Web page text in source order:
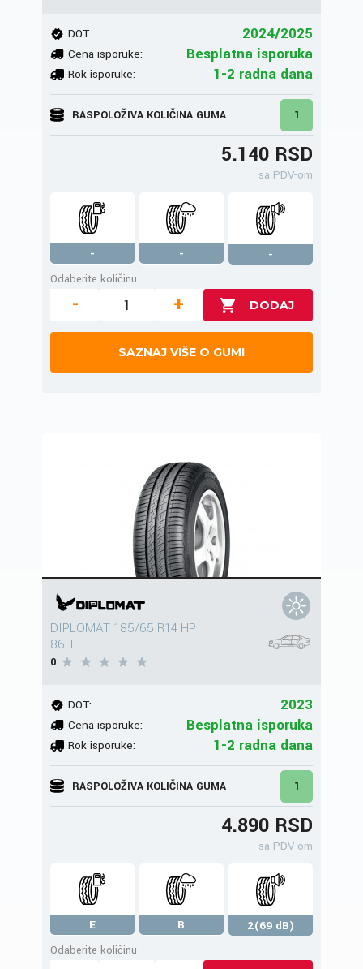
DOT: 2024/2025
Cena isporuke: Besplatna isporuka
Rok isporuke: 1-2 radna dana
RASPOLOŽIVA KOLIČINA GUMA 1
5.140 RSD
sa PDV-om
- -
-
Odaberite količinu
- +
SAZNAJ VIŠE O GUMI
DIPLOMAT 185/65 R14 HP
86H
0
DOT: 2023
Cena isporuke: Besplatna isporuka
Rok isporuke: 1-2 radna dana
RASPOLOŽIVA KOLIČINA GUMA 1
4.890 RSD
sa PDV-om
E B
2(69 dB)
Odaberite količinu